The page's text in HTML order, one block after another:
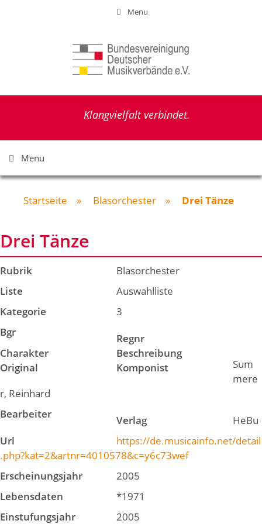
Menu
Klangvielfalt verbindet.
Menu
Startseite » Blasorchester » Drei Tänze
Drei Tänze
Rubrik
Blasorchester
Liste
Auswahlliste
Kategorie
3
Bgr
Regnr
Charakter
Beschreibung
Original
Komponist
Sum
mere
r, Reinhard
Bearbeiter
Verlag
HeBu
Url
https://de.musicainfo.net/detail
.php?kat=2&artnr=4010578&c=y6c73wef
Erscheinungsjahr
2005
Lebensdaten
*1971
Einstufungsjahr
2005